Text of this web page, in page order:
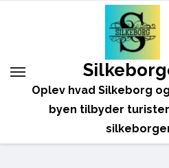
Oplev hvad Silkeborg
byen tilbyder